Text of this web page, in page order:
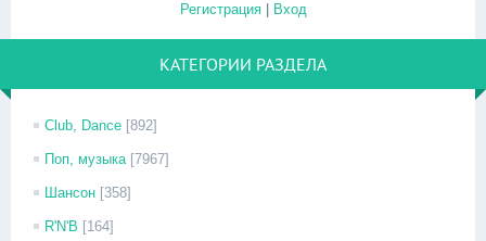
Регистрация| Вход
КАТЕГОРИИ РАЗДЕЛА
Club, Dance [892]
Поп, музыка [7967]
Шансон [358]
R'N'B [164]